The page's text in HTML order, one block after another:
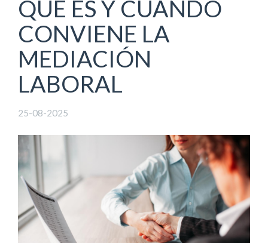
QUÉ ES Y CUÁNDO
CONVIENE LA
MEDIACIÓN
LABORAL
25-08-2025